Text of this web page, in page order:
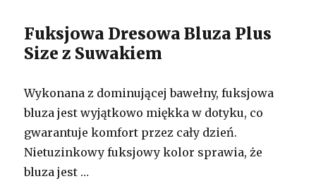
Fuksjowa Dresowa Bluza Plus
Size z Suwakiem
Wykonana z dominującej bawełny, fuksjowa
bluza jest wyjątkowo miękka w dotyku, co
gwarantuje komfort przez cały dzień.
Nietuzinkowy fuksjowy kolor sprawia, że
bluza jest …